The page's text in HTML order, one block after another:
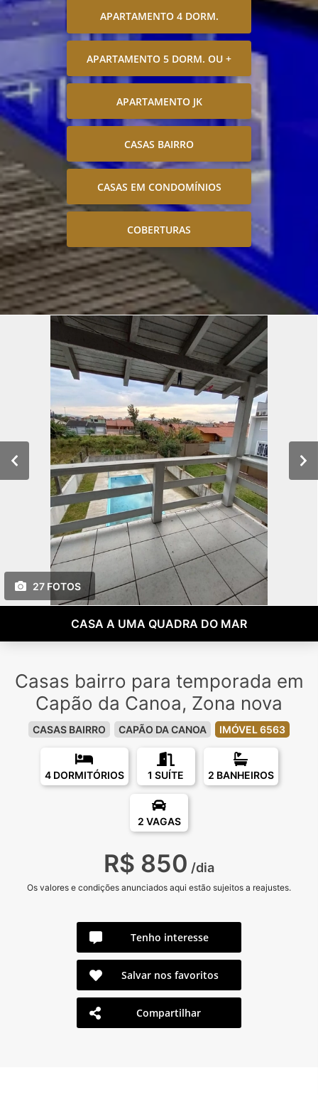
APARTAMENTO 4 DORM.
APARTAMENTO 5 DORM. OU +
APARTAMENTO JK
CASAS BAIRRO
CASAS EM CONDOMÍNIOS
COBERTURAS
27 FOTOS
CASA A UMA QUADRA DO MAR
Casas bairro para temporada em
Capão da Canoa, Zona nova
CASAS BAIRRO CAPÃO DA CANOA IMÓVEL 6563
4 DORMITÓRIOS 1 SUÍTE 2 BANHEIROS
2 VAGAS
R$ 850 /dia
Os valores e condições anunciados aqui estão sujeitos a reajustes.
Tenho interesse
Salvar nos favoritos
Compartilhar